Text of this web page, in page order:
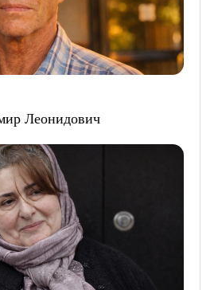
Леонидович